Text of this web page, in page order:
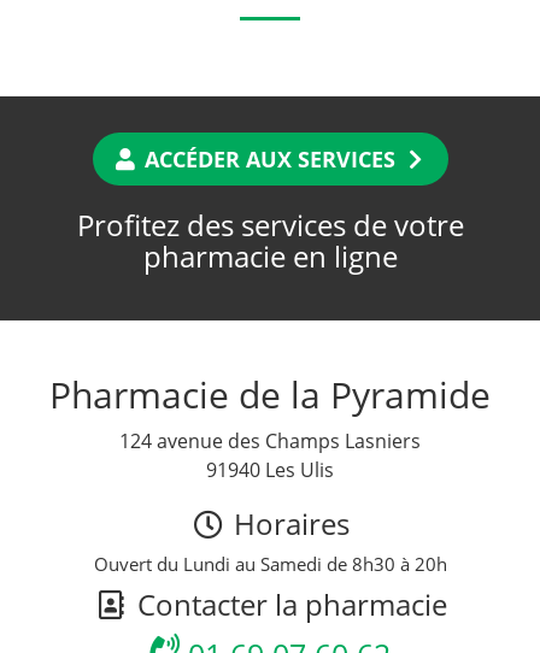
ACCÉDER AUX SERVICES
Profitez des services de votre
pharmacie en ligne
Pharmacie de la Pyramide
124 avenue des Champs Lasniers
91940 Les Ulis
Horaires
Ouvert du Lundi au Samedi de 8h30 à 20h
Contacter la pharmacie